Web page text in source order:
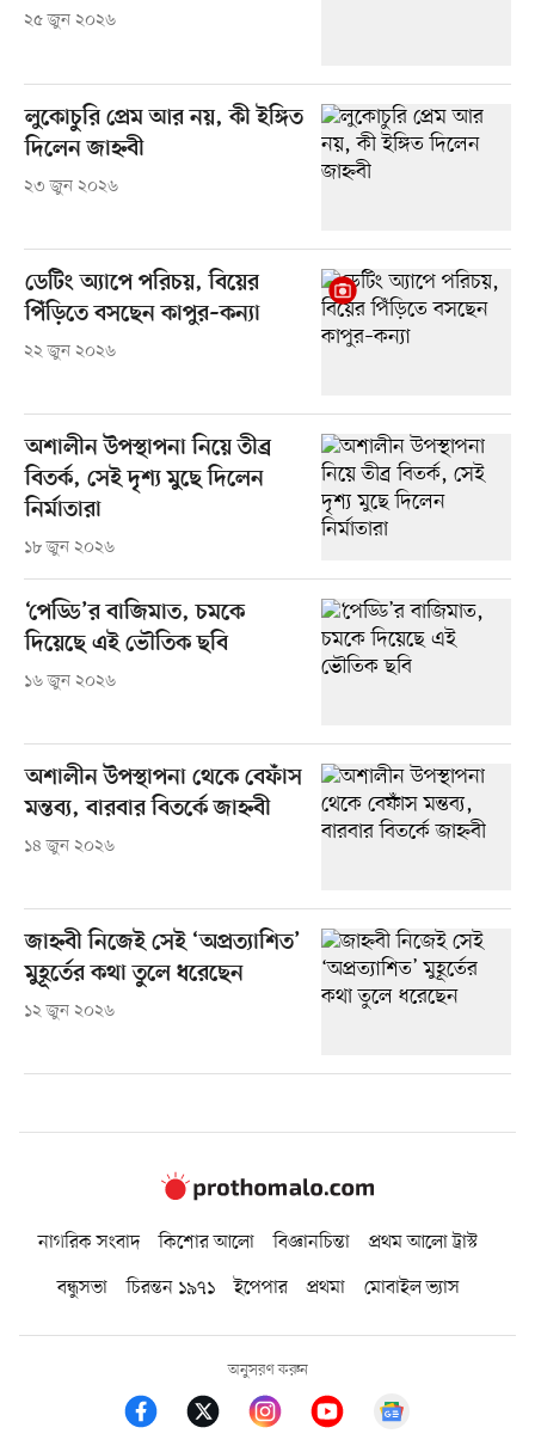
২৫ জুন ২০২৬
লুকোচুরি প্রেম আর নয়, কী ইঙ্গিত
দিলেন জাহ্নবী
২৩ জুন ২০২৬
ডেটিং অ্যাপে পরিচয়, বিয়ের
পিঁড়িতে বসছেন কাপুর–কন্যা
২২ জুন ২০২৬
অশালীন উপস্থাপনা নিয়ে তীব্র
বিতর্ক, সেই দৃশ্য মুছে দিলেন
নির্মাতারা
১৮ জুন ২০২৬
‘পেড্ডি’র বাজিমাত, চমকে
দিয়েছে এই ভৌতিক ছবি
১৬ জুন ২০২৬
অশালীন উপস্থাপনা থেকে বেফাঁস
মন্তব্য, বারবার বিতর্কে জাহ্নবী
১৪ জুন ২০২৬
জাহ্নবী নিজেই সেই ‘অপ্রত্যাশিত’
মুহূর্তের কথা তুলে ধরেছেন
১২ জুন ২০২৬
নাগরিক সংবাদ কিশোর আলো বিজ্ঞানচিন্তা
প্রথম আলো ট্রাস্ট
বন্ধুসভা
চিরন্তন ১৯৭১ ইপেপার প্রথমা মোবাইল ভ্যাস
অনুসরণ করুন